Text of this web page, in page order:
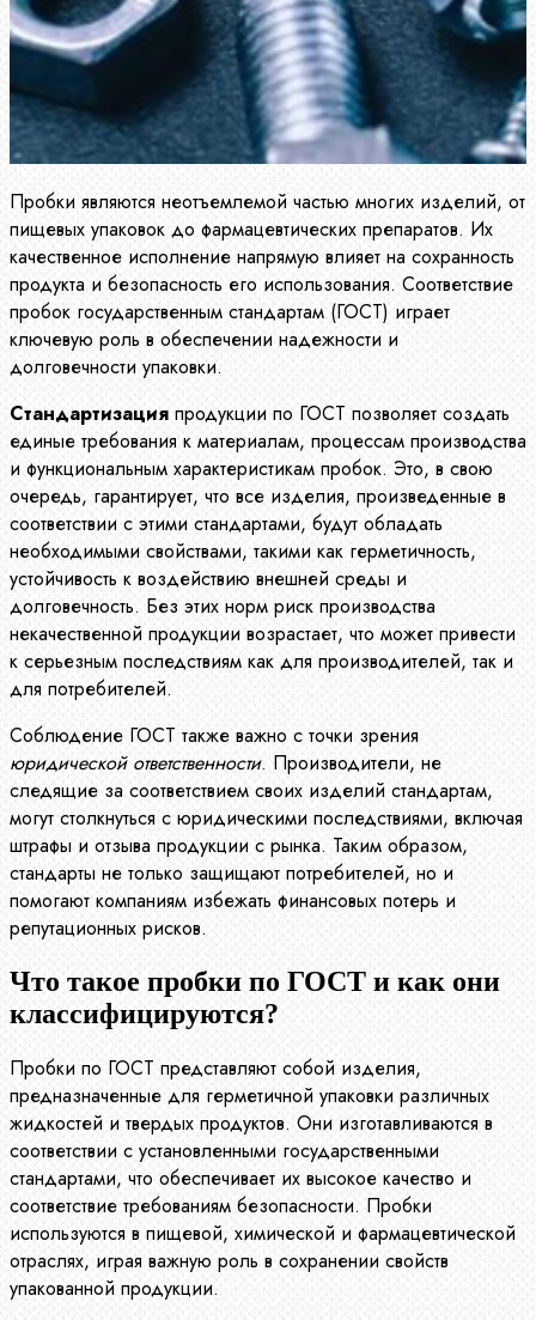
Пробки являются неотъемлемой частью многих изделий, от
пищевых упаковок до фармацевтических препаратов. Их
качественное исполнение напрямую влияет на сохранность
продукта и безопасность его использования. Соответствие
пробок государственным стандартам (ГОСТ) играет
ключевую роль в обеспечении надежности и
долговечности упаковки.
Стандартизация продукции по ГОСТ позволяет создать
единые требования к материалам, процессам производства
и функциональным характеристикам пробок. Это, в свою
очередь, гарантирует, что все изделия, произведенные в
соответствии с этими стандартами, будут обладать
необходимыми свойствами, такими как герметичность,
устойчивость к воздействию внешней среды и
долговечность. Без этих норм риск производства
некачественной продукции возрастает, что может привести
к серьезным последствиям как для производителей, так и
для потребителей.
Соблюдение ГОСТ также важно с точки зрения
юридической ответственности. Производители, не
следящие за соответствием своих изделий стандартам,
могут столкнуться с юридическими последствиями, включая
штрафы и отзыва продукции с рынка. Таким образом,
стандарты не только защищают потребителей, но и
помогают компаниям избежать финансовых потерь и
репутационных рисков.
Что такое пробки по ГОСТ и как они
классифицируются?
Пробки по ГОСТ представляют собой изделия,
предназначенные для герметичной упаковки различных
жидкостей и твердых продуктов. Они изготавливаются в
соответствии с установленными государственными
стандартами, что обеспечивает их высокое качество и
соответствие требованиям безопасности. Пробки
используются в пищевой, химической и фармацевтической
отраслях, играя важную роль в сохранении свойств
упакованной продукции.